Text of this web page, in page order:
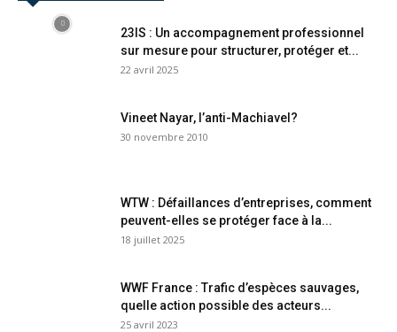
23IS : Un accompagnement professionnel
sur mesure pour structurer, protéger et...
22 avril 2025
Vineet Nayar, l’anti-Machiavel?
30 novembre 2010
WTW : Défaillances d’entreprises, comment
peuvent-elles se protéger face à la...
18 juillet 2025
WWF France : Trafic d’espèces sauvages,
quelle action possible des acteurs...
25 avril 2023